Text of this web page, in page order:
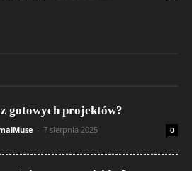
gotowych projektów?
- 7 sierpnia 2025 0